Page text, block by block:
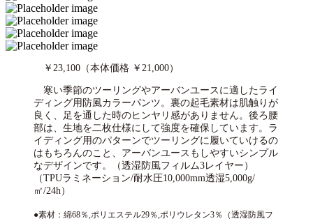
￥23,100（本体価格 ￥21,000）
寒い季節のツーリングやアーバンユースに適したライ
ディング用防風カラーパンツ。裏の起毛素材は肌触りが
良く、足を通した時のヒンヤリ感がありません。後ろ腰
部は、生地を二枚仕様にして強度を確保しています。ラ
イディング用のパターンでツーリングに履いていけるの
はもちろんのこと、アーバンユースもしやすいシンプル
なデザインです。（透湿防風フィルム3レイヤー）
（TPUラミネーション/耐水圧10,000mm透湿5,000g/
㎡/24h）
●素材：綿68％,ポリエステル29％,ポリウレタン3％（透湿防風フ